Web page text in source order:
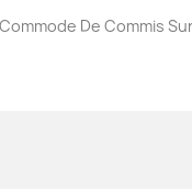
Commode De Commis